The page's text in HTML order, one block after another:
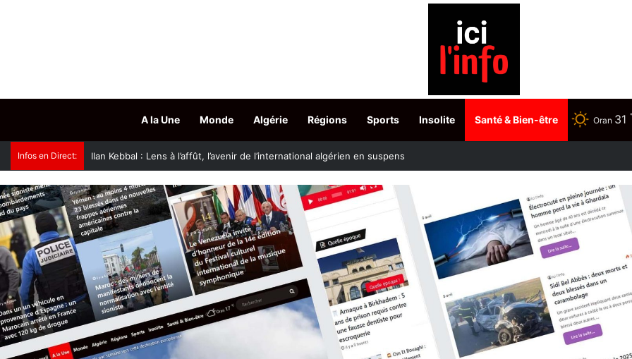
A la Une Monde Algérie Régions Sports Insolite Santé & Bien-être Oran 31
Infos en Direct: JS Kabylie : les Canaris quittent Aïn Draham pour Tabarka